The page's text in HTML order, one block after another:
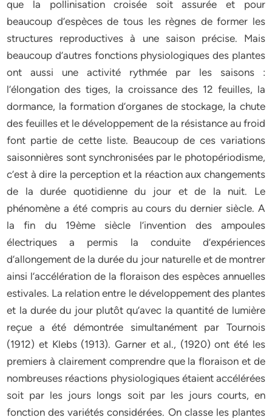
que la pollinisation croisée soit assurée et pour
beaucoup d’espèces de tous les règnes de former les
structures reproductives à une saison précise. Mais
beaucoup d’autres fonctions physiologiques des plantes
ont aussi une activité rythmée par les saisons :
l’élongation des tiges, la croissance des 12 feuilles, la
dormance, la formation d’organes de stockage, la chute
des feuilles et le développement de la résistance au froid
font partie de cette liste. Beaucoup de ces variations
saisonnières sont synchronisées par le photopériodisme,
c’est à dire la perception et la réaction aux changements
de la durée quotidienne du jour et de la nuit. Le
phénomène a été compris au cours du dernier siècle. A
la fin du 19ème siècle l’invention des ampoules
électriques a permis la conduite d’expériences
d’allongement de la durée du jour naturelle et de montrer
ainsi l’accélération de la floraison des espèces annuelles
estivales. La relation entre le développement des plantes
et la durée du jour plutôt qu’avec la quantité de lumière
reçue a été démontrée simultanément par Tournois
(1912) et Klebs (1913). Garner et al., (1920) ont été les
premiers à clairement comprendre que la floraison et de
nombreuses réactions physiologiques étaient accélérées
soit par les jours longs soit par les jours courts, en
fonction des variétés considérées. On classe les plantes